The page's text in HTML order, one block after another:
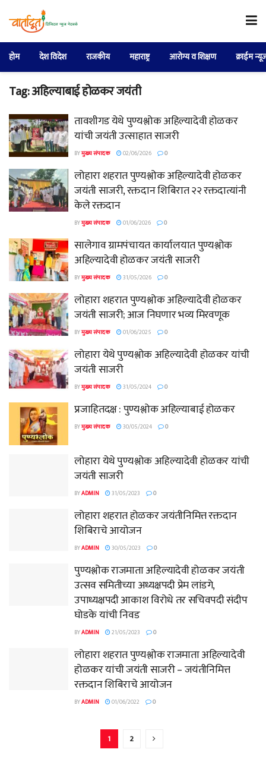
होम देश विदेश राजकीय महाराष्ट्र आरोग्य व शिक्षण क्राईम
Tag:अहिल्याबाई होळकर जयंती
तावशीगड येथे पुण्यश्लोक अहिल्यादेवी होळकर
यांची जयंती उत्साहात साजरी
BYमुख्य संपादक 02/06/2026 0
लोहारा शहरात पुण्यश्लोक अहिल्यादेवी होळकर
जयंती साजरी, रक्तदान शिबिरात २२ रक्तदात्यांनी
केले रक्तदान
BYमुख्य संपादक 01/06/2026 0
सालेगाव ग्रामपंचायत कार्यालयात पुण्यश्लोक
अहिल्यादेवी होळकर जयंती साजरी
BYमुख्य संपादक 31/05/2026 0
लोहारा शहरात पुण्यश्लोक अहिल्यादेवी होळकर
जयंती साजरी; आज निघणार भव्य मिरवणूक
BYमुख्य संपादक 01/06/2025 0
लोहारा येथे पुण्यश्लोक अहिल्यादेवी होळकर यांची
जयंती साजरी
BYमुख्य संपादक 31/05/2024 0
प्रजाहितदक्ष : पुण्यश्लोक अहिल्याबाई होळकर
BYमुख्य संपादक 30/05/2024 0
लोहारा येथे पुण्यश्लोक अहिल्यादेवी होळकर यांची
जयंती साजरी
BYADMIN 31/05/2023 0
लोहारा शहरात होळकर जयंतीनिमित्त रक्तदान
शिबिराचे आयोजन
BYADMIN 30/05/2023 0
पुण्यश्लोक राजमाता अहिल्यादेवी होळकर जयंती
उत्सव समितीच्या अध्यक्षपदी प्रेम लांडगे,
उपाध्यक्षपदी आकाश विरोधे तर सचिवपदी संदीप
घोडके यांची निवड
BYADMIN 21/05/2023 0
लोहारा शहरात पुण्यश्लोक राजमाता अहिल्यादेवी
होळकर यांची जयंती साजरी – जयंतीनिमित्त
रक्तदान शिबिराचे आयोजन
BYADMIN 01/06/2022 0
1 2